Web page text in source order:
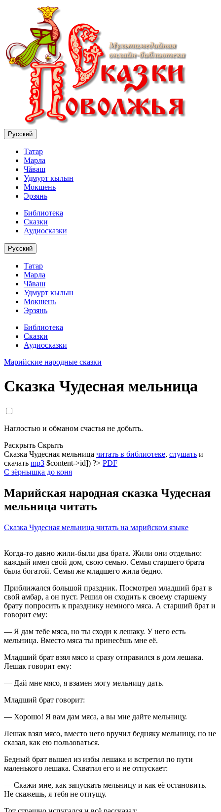
Русский
Татар
Марла
Чăваш
Удмурт кылын
Мокшень
Эрзянь
Библиотека
Сказки
Аудиосказки
Русский
Татар
Марла
Чăваш
Удмурт кылын
Мокшень
Эрзянь
Библиотека
Сказки
Аудиосказки
Марийские народные сказки
Сказка Чудесная мельница
Наглостью и обманом счастья не добыть.
Раскрыть Скрыть
Сказка Чудесная мельница читать в библиотеке, слушать и
скачать mp3 $content->id]) ?> PDF
С зёрнышка до коня
Марийская народная сказка Чудесная
мельница читать
Сказка Чудесная мельница читать на марийском языке
Когда-то давно жили-были два брата. Жили они отдельно:
каждый имел свой дом, свою семью. Семья старшего брата
была богатой. Семья же младшего жила бедно.
Приближался большой праздник. Посмотрел младший брат в
свой амбар, а он пуст. Решил он сходить к своему старшему
брату попросить к празднику немного мяса. А старший брат и
говорит ему:
— Я дам тебе мяса, но ты сходи к лешаку. У него есть
мельница. Вместо мяса ты принесёшь мне её.
Младший брат взял мясо и сразу отправился в дом лешака.
Лешак говорит ему:
— Дай мне мясо, я взамен могу мельницу дать.
Младший брат говорит:
— Хорошо! Я вам дам мяса, а вы мне дайте мельницу.
Лешак взял мясо, вместо него вручил бедняку мельницу, но не
сказал, как ею пользоваться.
Бедный брат вышел из избы лешака и встретил по пути
маленького лешака. Схватил его и не отпускает:
— Скажи мне, как запускать мельницу и как её остановить.
He скажешь, я тебя не отпущу.